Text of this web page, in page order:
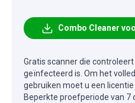
Combo Cleaner
Gratis scanner die
geïnfecteerd is. Om het
gebruiken moet u een licentie
Beperkte proefperiode van 7